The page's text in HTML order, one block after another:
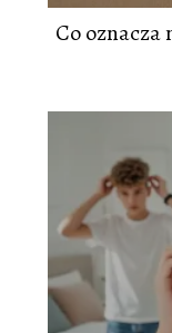
Co oznacza